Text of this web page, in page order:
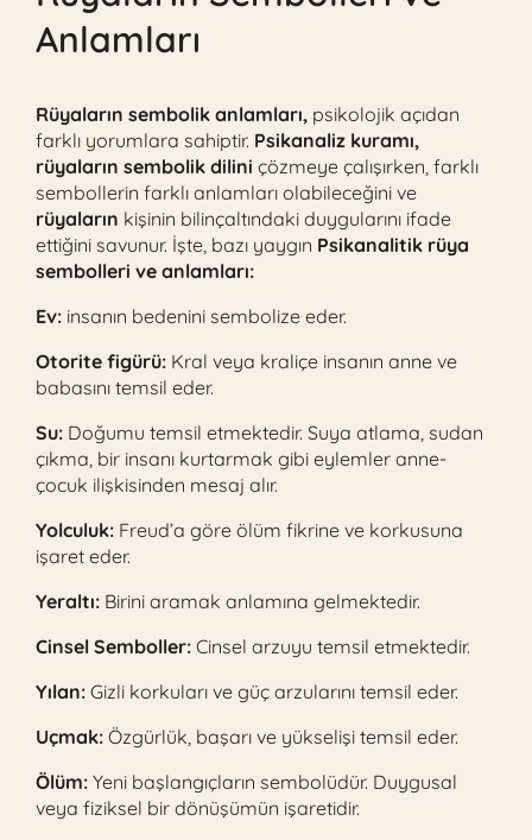
Anlamları
Rüyaların sembolik anlamları, psikolojik açıdan
farklı yorumlara sahiptir. Psikanaliz kuramı,
rüyaların sembolik dilini çözmeye çalışırken, farklı
sembollerin farklı anlamları olabileceğini ve
rüyaların kişinin bilinçaltındaki duygularını ifade
ettiğini savunur. İşte, bazı yaygın Psikanalitik rüya
sembolleri ve anlamları:
Ev: insanın bedenini sembolize eder.
Otorite figürü: Kral veya kraliçe insanın anne ve
babasını temsil eder.
Su: Doğumu temsil etmektedir. Suya atlama, sudan
çıkma, bir insanı kurtarmak gibi eylemler anne-
çocuk ilişkisinden mesaj alır.
Yolculuk: Freud’a göre ölüm fikrine ve korkusuna
işaret eder.
Yeraltı: Birini aramak anlamına gelmektedir.
Cinsel Semboller: Cinsel arzuyu temsil etmektedir.
Yılan: Gizli korkuları ve güç arzularını temsil eder.
Uçmak: Özgürlük, başarı ve yükselişi temsil eder.
Ölüm: Yeni başlangıçların sembolüdür. Duygusal
veya fiziksel bir dönüşümün işaretidir.